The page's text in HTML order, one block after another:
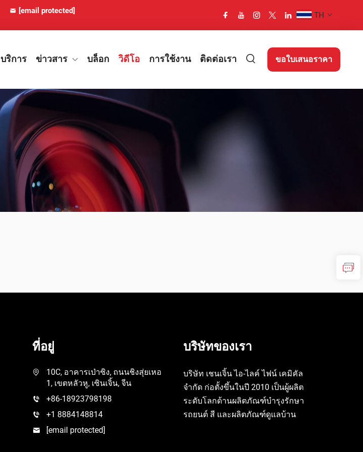
[email protected] TH
บริการ ข่าวสาร บล็อก วิดีโอ การใช้งาน ติดต่อเรา ขอใบเสนอราคา
ที่อยู่
10C, อาคารเป่าซิง, ถนนชิงสุ่ยเหอ
1, เขตหลัวหู, เซินเจิ้น, จีน
+86-18923798198
+1 8884148814
[email protected]
บริษัทของเรา
บริษัท เชนเจิ้น ไอ-ไลค์ ไฟน์ เคมิคัล
จำกัด ก่อตั้งขึ้นในปี 2010 เป็นผู้ผลิต
ระดับโลกด้านผลิตภัณฑ์บำรุงรักษา
รถยนต์ สี และผลิตภัณฑ์ดูแลบ้าน